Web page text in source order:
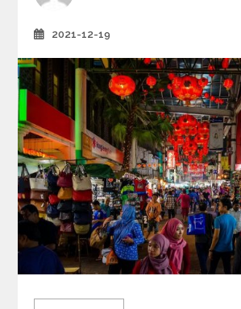
2021-12-19